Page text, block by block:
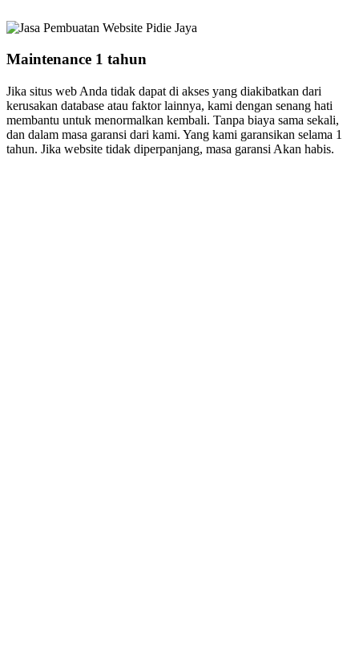
Maintenance 1 tahun
Jika situs web Anda tidak dapat di akses yang diakibatkan dari
kerusakan database atau faktor lainnya, kami dengan senang hati
membantu untuk menormalkan kembali. Tanpa biaya sama sekali,
dan dalam masa garansi dari kami. Yang kami garansikan selama 1
tahun. Jika website tidak diperpanjang, masa garansi Akan habis.